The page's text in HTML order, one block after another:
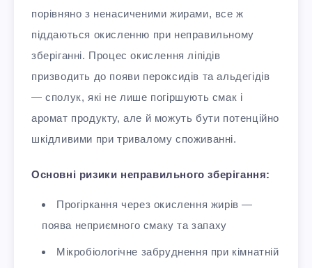
порівняно з ненасиченими жирами, все ж
піддаються окисленню при неправильному
зберіганні. Процес окислення ліпідів
призводить до появи пероксидів та альдегідів
— сполук, які не лише погіршують смак і
аромат продукту, але й можуть бути потенційно
шкідливими при тривалому споживанні.
Основні ризики неправильного зберігання:
Прогіркання через окислення жирів —
поява неприємного смаку та запаху
Мікробіологічне забруднення при кімнатній